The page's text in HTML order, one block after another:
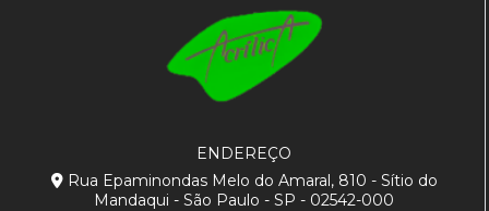
ENDEREÇO
Rua Epaminondas Melo do Amaral, 810 - Sítio do
Mandaqui - São Paulo - SP - 02542-000